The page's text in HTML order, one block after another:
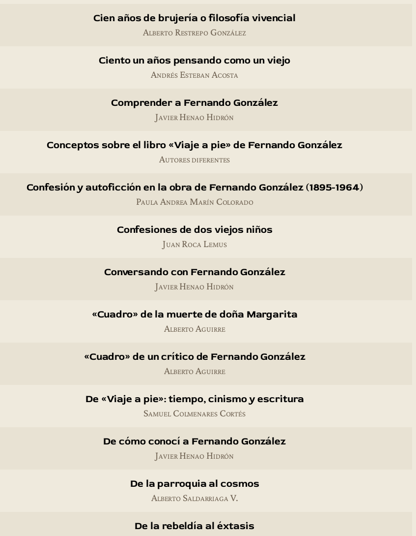
Cien años de brujería o filosofía vivencial
Alberto Restrepo González
Ciento un años pensando como un viejo
Andrés Esteban Acosta
Comprender a Fernando González
Javier Henao Hidrón
Conceptos sobre el libro «Viaje a pie» de Fernando González
Autores diferentes
Confesión y autoficción en la obra de Fernando González (1895-1964)
Paula Andrea Marín Colorado
Confesiones de dos viejos niños
Juan Roca Lemus
Conversando con Fernando González
Javier Henao Hidrón
«Cuadro» de la muerte de doña Margarita
Alberto Aguirre
«Cuadro» de un crítico de Fernando González
Alberto Aguirre
De «Viaje a pie»: tiempo, cinismo y escritura
Samuel Colmenares Cortés
De cómo conocí a Fernando González
Javier Henao Hidrón
De la parroquia al cosmos
Alberto Saldarriaga V.
De la rebeldía al éxtasis